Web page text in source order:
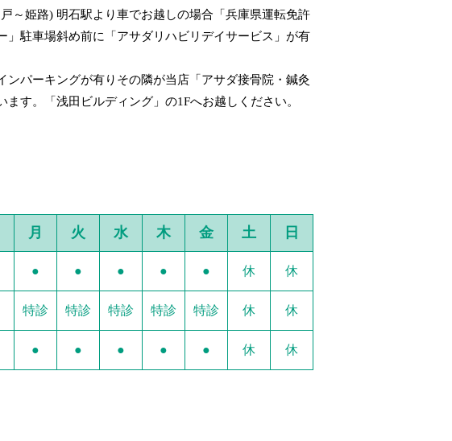
～姫路) 明石駅より車でお越しの場合「兵庫県運転免許
」駐車場斜め前に「アサダリハビリデイサービス」が有
ンパーキングが有りその隣が当店「アサダ接骨院・鍼灸
ます。「浅田ビルディング」の1Fへお越しください。
月 火 水 木 金 土 日
● ● ● ● ● 休 休
特診 特診 特診 特診 特診 休 休
● ● ● ● ● 休 休